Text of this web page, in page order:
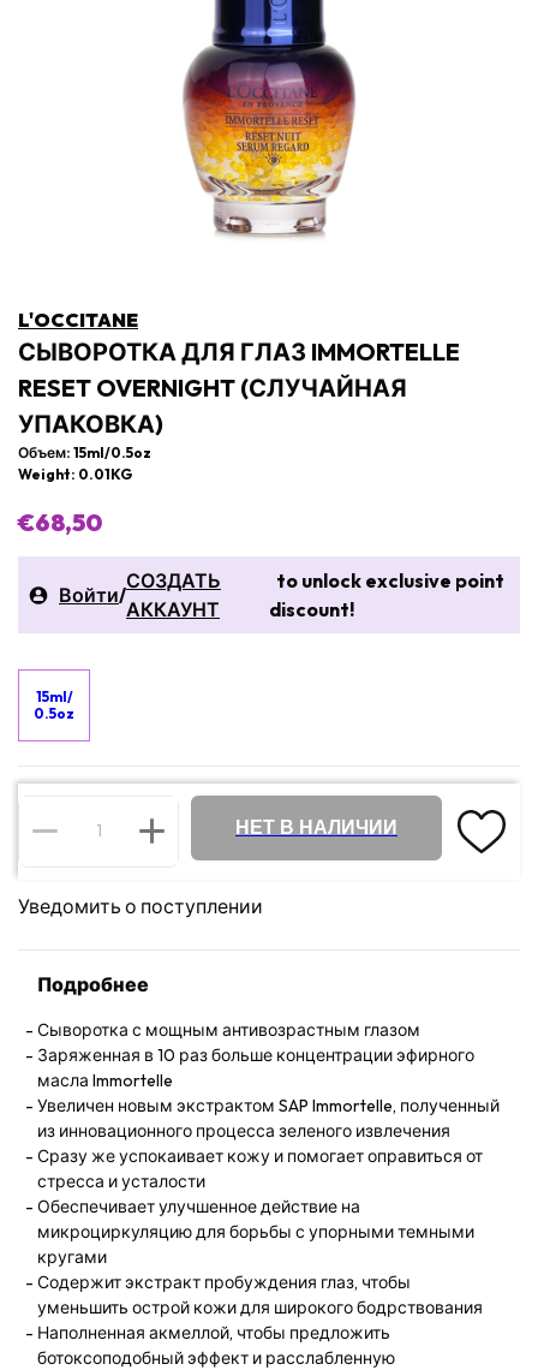
L'OCCITANE
СЫВОРОТКА ДЛЯ ГЛАЗ IMMORTELLE
RESET OVERNIGHT (СЛУЧАЙНАЯ
УПАКОВКА)
Объем: 15ml/0.5oz
Weight: 0.01KG
€68,50
Войти/
СОЗДАТЬ
АККАУНТ
to unlock exclusive point
discount!
15ml/
0.5oz
НЕТ В НАЛИЧИИ
Уведомить о поступлении
Подробнее
Сыворотка с мощным антивозрастным глазом
Заряженная в 10 раз больше концентрации эфирного
масла Immortelle
Увеличен новым экстрактом SAP Immortelle, полученный
из инновационного процесса зеленого извлечения
Сразу же успокаивает кожу и помогает оправиться от
стресса и усталости
Обеспечивает улучшенное действие на
микроциркуляцию для борьбы с упорными темными
кругами
Содержит экстракт пробуждения глаз, чтобы
уменьшить острой кожи для широкого бодрствования
Наполненная акмеллой, чтобы предложить
ботоксоподобный эффект и расслабленную